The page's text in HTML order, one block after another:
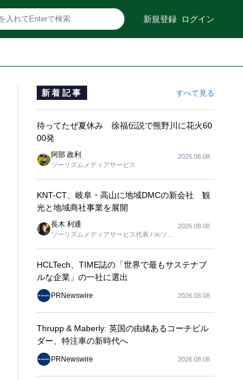
新規登録 ログイン
新着記事 すべて見る
待ってたぜ夏休み 徐福伝説で熊野川に花火60
00発
阿部 政利
ツーリズムメディアサービス
2026.08.08
KNT-CT、岐阜・高山に地域DMCの新会社 観
光と地域商社事業を展開
長木 利通
ツーリズムメディアサービス代表 / ㈱ツー
2026.08.08
HCLTech、TIME誌の「世界で最もサステナブ
ルな企業」の一社に選出
PRNewswire 2026.08.08
Thrupp & Maberly: 英国の由緒あるコーチビル
ダー、特注車の新時代へ
PRNewswire 2026.08.08